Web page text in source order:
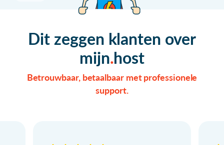
Dit zeggen klanten over
mijn host
Betrouwbaar, betaalbaar met professionele
support.